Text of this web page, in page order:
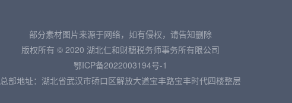
部分素材图片来源于网络，如有侵权，请告知删除
版权所有 © 2020 湖北仁和财穗税务师事务所有限公司
鄂ICP备2022003194号-1
总部地址：湖北省武汉市硚口区解放大道宝丰路宝丰时代四楼整层